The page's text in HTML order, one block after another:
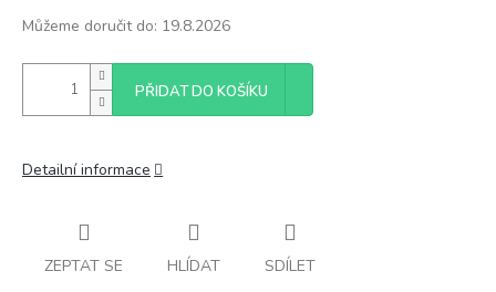
Můžeme doručit do: 19.8.2026
PŘIDAT DO KOŠÍKU
Detailní informace
ZEPTAT SE HLÍDAT SDÍLET